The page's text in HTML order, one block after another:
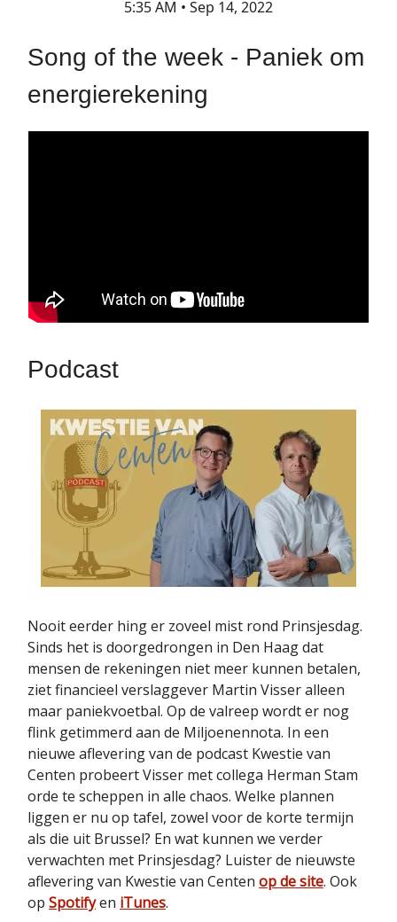
5:35 AM • Sep 14, 2022
Song of the week - Paniek om
energierekening
Podcast
Nooit eerder hing er zoveel mist rond Prinsjesdag.
Sinds het is doorgedrongen in Den Haag dat
mensen de rekeningen niet meer kunnen betalen,
ziet financieel verslaggever Martin Visser alleen
maar paniekvoetbal. Op de valreep wordt er nog
flink getimmerd aan de Miljoenennota. In een
nieuwe aflevering van de podcast Kwestie van
Centen probeert Visser met collega Herman Stam
orde te scheppen in alle chaos. Welke plannen
liggen er nu op tafel, zowel voor de korte termijn
als die uit Brussel? En wat kunnen we verder
verwachten met Prinsjesdag? Luister de nieuwste
aflevering van Kwestie van Centen op de site. Ook
op Spotifyen iTunes.